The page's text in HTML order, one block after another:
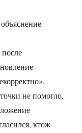
не помогло,
ктож